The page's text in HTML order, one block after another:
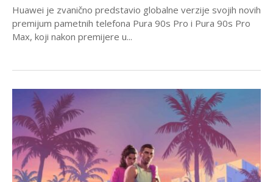
Huawei je zvanično predstavio globalne verzije svojih novih
premijum pametnih telefona Pura 90s Pro i Pura 90s Pro
Max, koji nakon premijere u...